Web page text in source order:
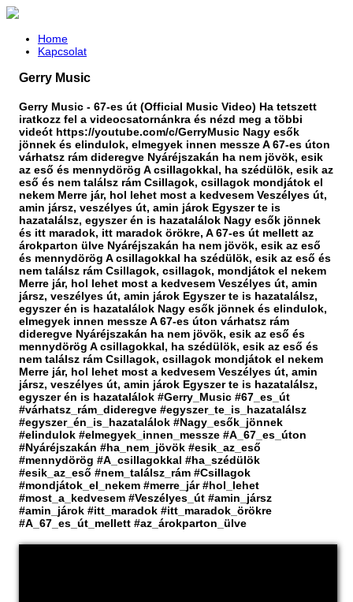
Home
Kapcsolat
Gerry Music
Gerry Music - 67-es út (Official Music Video) Ha tetszett
iratkozz fel a videocsatornánkra és nézd meg a többi
videót https://youtube.com/c/GerryMusic Nagy esők
jönnek és elindulok, elmegyek innen messze A 67-es úton
várhatsz rám dideregve Nyáréjszakán ha nem jövök, esik
az eső és mennydörög A csillagokkal, ha szédülök, esik az
eső és nem találsz rám Csillagok, csillagok mondjátok el
nekem Merre jár, hol lehet most a kedvesem Veszélyes út,
amin jársz, veszélyes út, amin járok Egyszer te is
hazatalálsz, egyszer én is hazatalálok Nagy esők jönnek
és itt maradok, itt maradok örökre, A 67-es út mellett az
árokparton ülve Nyáréjszakán ha nem jövök, esik az eső
és mennydörög A csillagokkal ha szédülök, esik az eső és
nem találsz rám Csillagok, csillagok, mondjátok el nekem
Merre jár, hol lehet most a kedvesem Veszélyes út, amin
jársz, veszélyes út, amin járok Egyszer te is hazatalálsz,
egyszer én is hazatalálok Nagy esők jönnek és elindulok,
elmegyek innen messze A 67-es úton várhatsz rám
dideregve Nyáréjszakán ha nem jövök, esik az eső és
mennydörög A csillagokkal, ha szédülök, esik az eső és
nem találsz rám Csillagok, csillagok mondjátok el nekem
Merre jár, hol lehet most a kedvesem Veszélyes út, amin
jársz, veszélyes út, amin járok Egyszer te is hazatalálsz,
egyszer én is hazatalálok #Gerry_Music #67_es_út
#várhatsz_rám_dideregve #egyszer_te_is_hazatalálsz
#egyszer_én_is_hazatalálok #Nagy_esők_jönnek
#elindulok #elmegyek_innen_messze #A_67_es_úton
#Nyáréjszakán #ha_nem_jövök #esik_az_eső
#mennydörög #A_csillagokkal #ha_szédülök
#esik_az_eső #nem_találsz_rám #Csillagok
#mondjátok_el_nekem #merre_jár #hol_lehet
#most_a_kedvesem #Veszélyes_út #amin_jársz
#amin_járok #itt_maradok #itt_maradok_örökre
#A_67_es_út_mellett #az_árokparton_ülve